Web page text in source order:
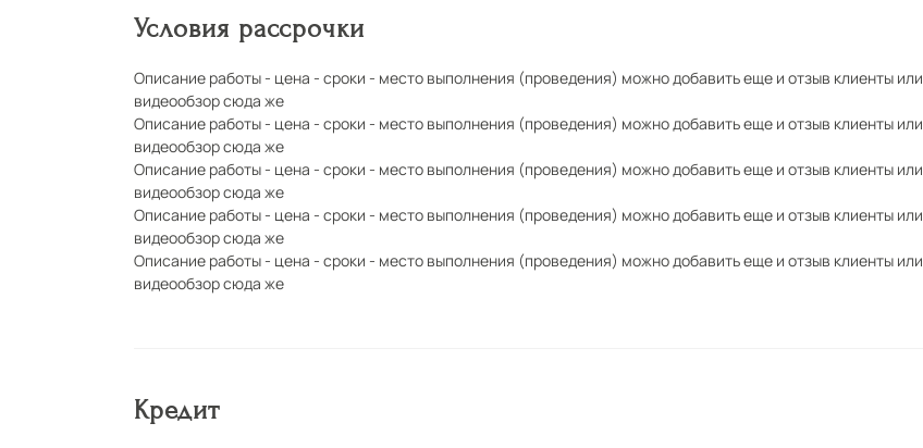
Условия рассрочки
Описание работы - цена - сроки - место выполнения (проведения) можно добавить еще и отзыв клиенты или
видеообзор сюда же
Описание работы - цена - сроки - место выполнения (проведения) можно добавить еще и отзыв клиенты или
видеообзор сюда же
Описание работы - цена - сроки - место выполнения (проведения) можно добавить еще и отзыв клиенты или
видеообзор сюда же
Описание работы - цена - сроки - место выполнения (проведения) можно добавить еще и отзыв клиенты или
видеообзор сюда же
Описание работы - цена - сроки - место выполнения (проведения) можно добавить еще и отзыв клиенты или
видеообзор сюда же
Кредит